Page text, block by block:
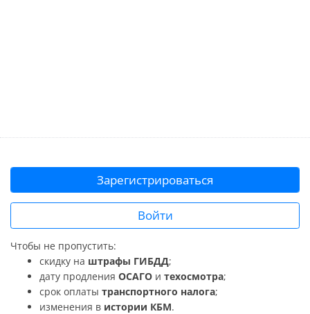
Зарегистрироваться
Войти
Чтобы не пропустить:
скидку на штрафы ГИБДД;
дату продления ОСАГО и техосмотра;
срок оплаты транспортного налога;
изменения в истории КБМ.